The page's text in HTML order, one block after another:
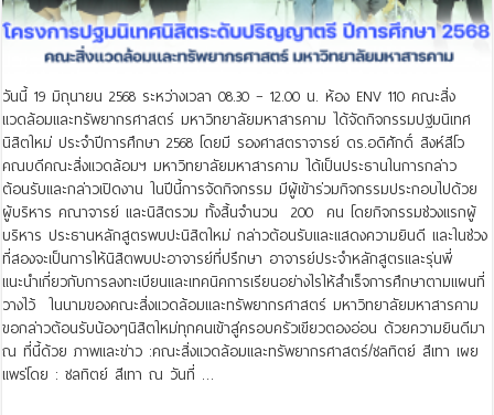
วันนี้ 19 มิถุนายน 2568 ระหว่างเวลา 08.30 – 12.00 น. ห้อง ENV 110 คณะสิ่ง
แวดล้อมและทรัพยากรศาสตร์ มหาวิทยาลัยมหาสารคาม ได้จัดกิจกรรมปฐมนิเทศ
นิสิตใหม่ ประจำปีการศึกษา 2568 โดยมี รองศาสตราจารย์ ดร.อดิศักดิ์ สิงห์สีโว
คณบดีคณะสิ่งแวดล้อมฯ มหาวิทยาลัยมหาสารคาม ได้เป็นประธานในการกล่าว
ต้อนรับและกล่าวเปิดงาน ในปีนี้การจัดกิจกรรม มีผู้เข้าร่วมกิจกรรมประกอบไปด้วย
ผู้บริหาร คณาจารย์ และนิสิตรวม ทั้งสิ้นจำนวน 200 คน โดยกิจกรรมช่วงแรกผู้
บริหาร ประธานหลักสูตรพบปะนิสิตใหม่ กล่าวต้อนรับและแสดงความยินดี และในช่วง
ที่สองจะเป็นการให้นิสิตพบปะอาจารย์ที่ปรึกษา อาจารย์ประจำหลักสูตรและรุ่นพี่
แนะนำเกี่ยวกับการลงทะเบียนและเทคนิคการเรียนอย่างไรให้สำเร็จการศึกษาตามแผนที่
วางไว้ ในนามของคณะสิ่งแวดล้อมและทรัพยากรศาสตร์ มหาวิทยาลัยมหาสารคาม
ขอกล่าวต้อนรับน้องๆนิสิตใหม่ทุกคนเข้าสู่ครอบครัวเขียวตองอ่อน ด้วยความยินดีมา
ณ ที่นี้ด้วย ภาพและข่าว :คณะสิ่งแวดล้อมและทรัพยากรศาสตร์/ชลทิตย์ สีเทา เผย
แพร่โดย : ชลทิตย์ สีเทา ณ วันที่ …